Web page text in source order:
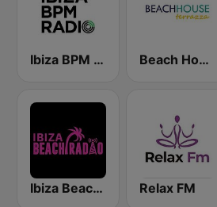
Ibiza BPM Radio Beach House Radio Terrazza
Ibiza Beach Radio Relax FM